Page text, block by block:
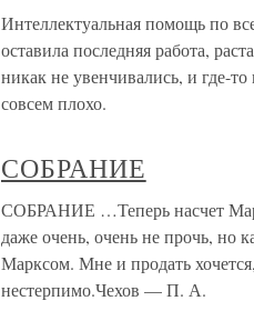
Интеллектуальная помощь по
оставила последняя работа,
никак не увенчивались, и где-
совсем плохо.
СОБРАНИЕ
СОБРАНИЕ …Теперь насчет
даже очень, очень не прочь, но
Марксом. Мне и продать
нестерпимо.Чехов — П. А.